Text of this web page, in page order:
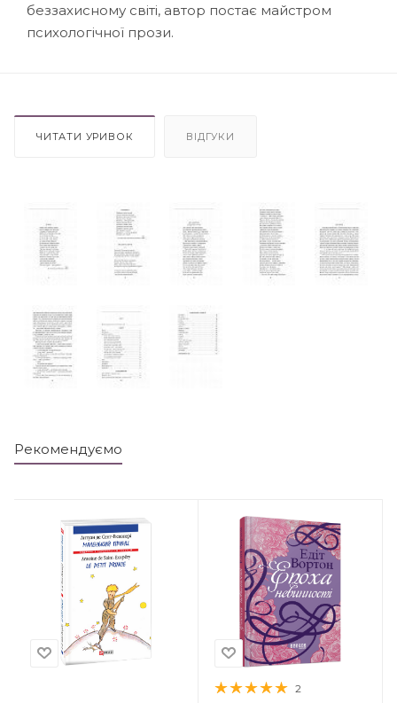
беззахисному світі, автор постає майстром
психологічної прози.
ЧИТАТИ УРИВОК ВІДГУКИ
Рекомендуємо
2